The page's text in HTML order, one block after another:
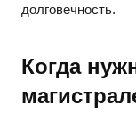
долговечность.
Когда